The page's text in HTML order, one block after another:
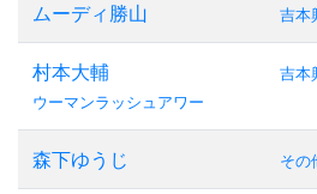
ムーディ勝山 吉本
村本大輔
ウーマンラッシュアワー
吉本
森下ゆうじ その